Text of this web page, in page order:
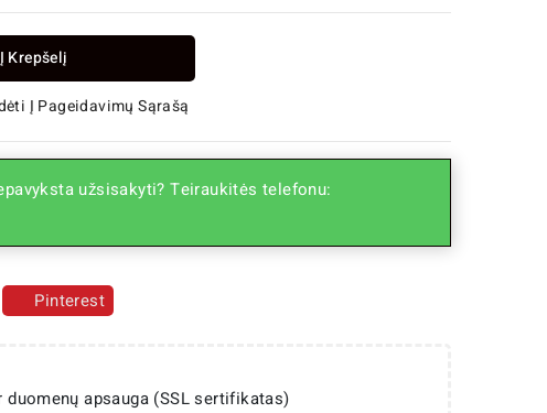
Į Krepšelį
Į Pageidavimų Sąrašą
užsisakyti? Teiraukitės telefonu:
Pinterest
apsauga (SSL sertifikatas)